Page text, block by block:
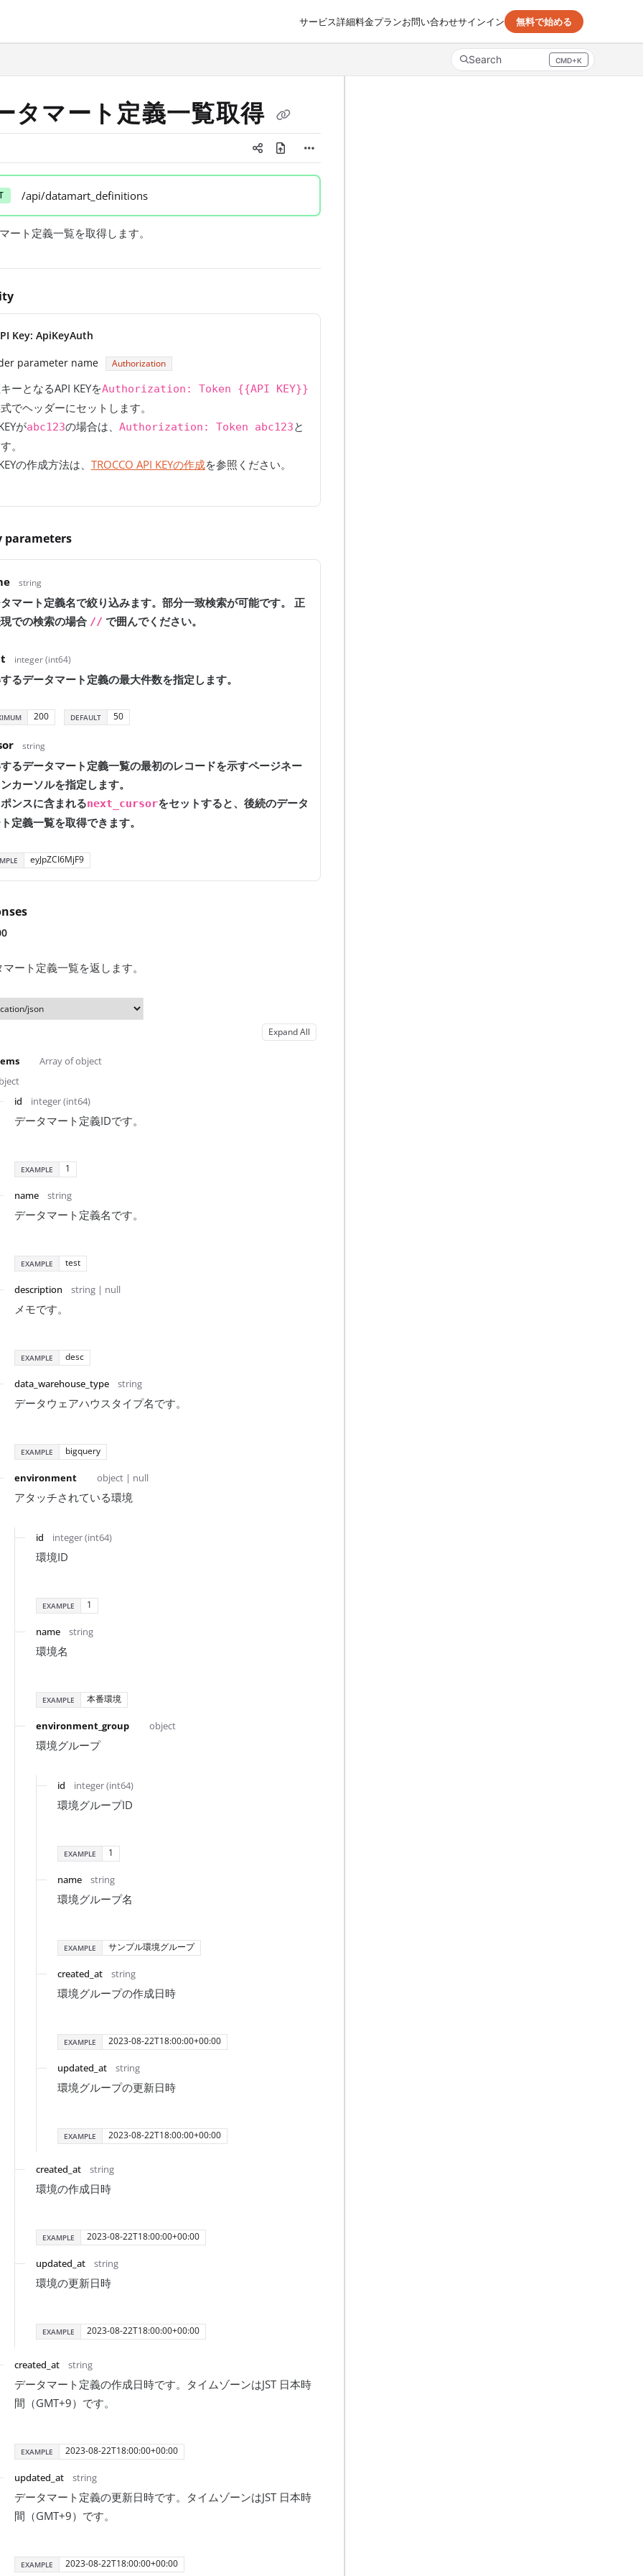
サービス詳細料金プランお問い合わせサインイン 無料で始める
Search CMD+K
Press CMD+K to open search
タマート定義一覧取得
/api/datamart_definitions
ート定義一覧を取得します。
Key: ApiKeyAuth
parameter name
Authorization
ーとなるAPI KEYをAuthorization: Token {{API KEY}}
でヘッダーにセットします。
がabc123の場合は、 Authorization: Token abc123と
。
の作成方法は、 TROCCO API KEYの作成を参照ください。
parameters
string
マート定義名で絞り込みます。部分一致検索が可能です。 正
での検索の場合 // で囲んでください。
integer (int64)
るデータマート定義の最大件数を指定します。
200 DEFAULT 50
string
るデータマート定義一覧の最初のレコードを示すページネー
カーソルを指定します。
ンスに含まれるnext_cursorをセットすると、後続のデータ
定義一覧を取得できます。
eyJpZCI6MjF9
ート定義一覧を返します。
Expand All
Array of object
id
integer (int64)
データマート定義IDです。
EXAMPLE 1
name string
データマート定義名です。
EXAMPLE test
description string | null
メモです。
EXAMPLE desc
data_warehouse_type string
データウェアハウスタイプ名です。
EXAMPLE bigquery
environment object | null
アタッチされている環境
id integer (int64)
環境ID
EXAMPLE 1
name string
環境名
EXAMPLE 本番環境
environment_group object
環境グループ
id integer (int64)
環境グループID
EXAMPLE 1
name string
環境グループ名
EXAMPLE サンプル環境グループ
created_at string
環境グループの作成日時
EXAMPLE 2023-08-22T18:00:00+00:00
updated_at string
環境グループの更新日時
EXAMPLE 2023-08-22T18:00:00+00:00
created_at string
環境の作成日時
EXAMPLE 2023-08-22T18:00:00+00:00
updated_at string
環境の更新日時
EXAMPLE 2023-08-22T18:00:00+00:00
created_at string
データマート定義の作成日時です。タイムゾーンはJST 日本時
間（GMT+9）です。
EXAMPLE 2023-08-22T18:00:00+00:00
updated_at string
データマート定義の更新日時です。タイムゾーンはJST 日本時
間（GMT+9）です。
EXAMPLE 2023-08-22T18:00:00+00:00